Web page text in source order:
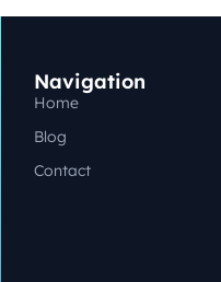
Navigation
Home
Blog
Contact